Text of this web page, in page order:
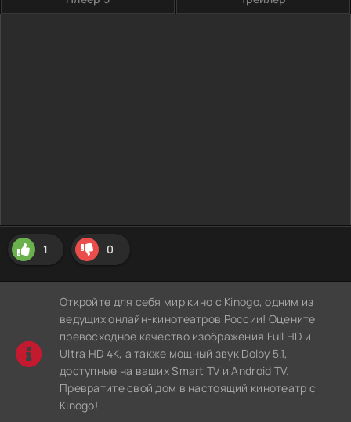
1 0
Откройте для себя мир кино с Kinogo, одним из
ведущих онлайн-кинотеатров России! Оцените
превосходное качество изображения Full HD и
Ultra HD 4K, а также мощный звук Dolby 5.1,
доступные на ваших Smart TV и Android TV.
Превратите свой дом в настоящий кинотеатр с
Kinogo!